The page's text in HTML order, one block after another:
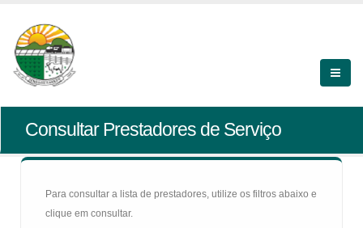
Consultar Prestadores de Serviço
Para consultar a lista de prestadores, utilize os filtros abaixo e
clique em consultar.